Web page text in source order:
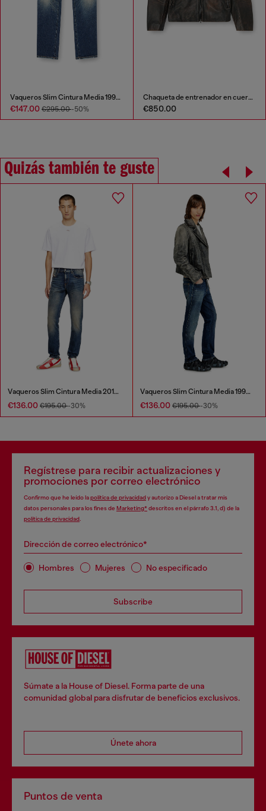
Vaqueros Slim Cintura Media 1993 D-Vyl
€147.00 €295.00-50%
Chaqueta de entrenador en cuero tratado
€850.00
Quizás también te guste
Vaqueros Slim Cintura Media 2019 D-Strukt
€136.00 €195.00-30%
Vaqueros Slim Cintura Media 1993 D-Vyl
€136.00 €195.00-30%
Regístrese para recibir actualizaciones y
promociones por correo electrónico
Confirmo que he leído lapolítica de privacidady autorizo a Diesel a tratar mis
datos personales para los fines de Marketing*descritos en el párrafo 3.1, d) de la
política de privacidad.
Dirección de correo electrónico*
Hombres Mujeres No especificado
Subscribe
Súmate a la House of Diesel. Forma parte de una
comunidad global para disfrutar de beneficios exclusivos.
Únete ahora
Puntos de venta